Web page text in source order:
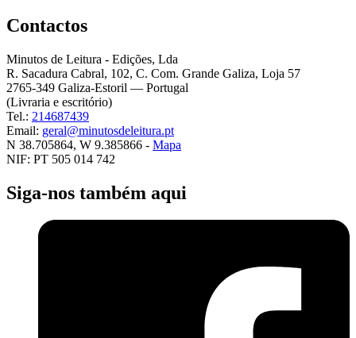
Contactos
Minutos de Leitura - Edições, Lda
R. Sacadura Cabral, 102, C. Com. Grande Galiza, Loja 57
2765-349 Galiza-Estoril — Portugal
(Livraria e escritório)
Tel.: 214687439
Email: geral@minutosdeleitura.pt
N 38.705864, W 9.385866 - Mapa
NIF: PT 505 014 742
Siga-nos também aqui